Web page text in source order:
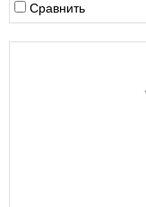
Сравнить